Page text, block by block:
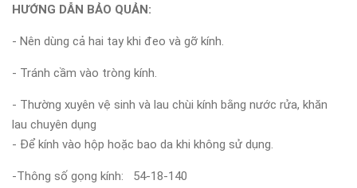
HƯỚNG DẪN BẢO QUẢN:
- Nên dùng cả hai tay khi đeo và gỡ kính.
- Tránh cầm vào tròng kính.
- Thường xuyên vệ sinh và lau chùi kính bằng nước rửa, khăn
lau chuyên dụng
- Để kính vào hộp hoặc bao da khi không sử dụng.
-Thông số gọng kính: 54-18-140